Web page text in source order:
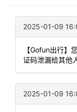
2025-01-09
【Gofun出行
证码泄漏给其他
2025-01-09